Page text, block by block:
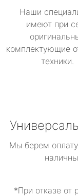
Наши
имеют при
комплектующие
техники.
Мы берем
*При отказе от